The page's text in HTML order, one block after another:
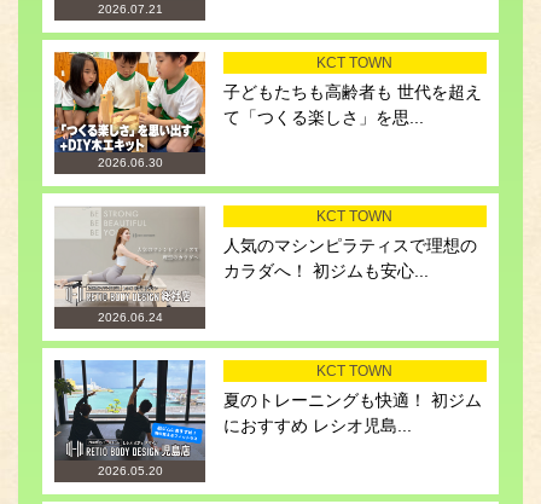
2026.07.21
2026.06.30
KCT TOWN
子どもたちも高齢者も 世代を超え
て「つくる楽しさ」を思...
2026.06.24
KCT TOWN
人気のマシンピラティスで理想の
カラダへ！ 初ジムも安心...
2026.05.20
KCT TOWN
夏のトレーニングも快適！ 初ジム
におすすめ レシオ児島...